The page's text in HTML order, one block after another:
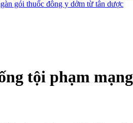
gói thuốc đông y dởm từ tân dược
tội phạm mạng